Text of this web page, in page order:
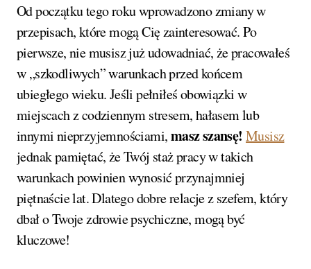
Od początku tego roku wprowadzono zmiany w
przepisach, które mogą Cię zainteresować. Po
pierwsze, nie musisz już udowadniać, że pracowałeś
w „szkodliwych” warunkach przed końcem
ubiegłego wieku. Jeśli pełniłeś obowiązki w
miejscach z codziennym stresem, hałasem lub
innymi nieprzyjemnościami,masz szansę! Musisz
jednak pamiętać, że Twój staż pracy w takich
warunkach powinien wynosić przynajmniej
piętnaście lat. Dlatego dobre relacje z szefem, który
dbał o Twoje zdrowie psychiczne, mogą być
kluczowe!